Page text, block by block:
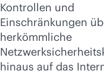
Kontrollen und
Einschränkungen
herkömmliche
hinaus auf das